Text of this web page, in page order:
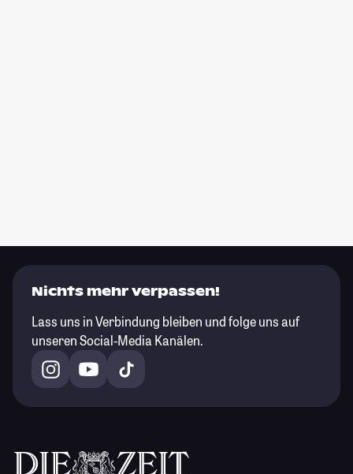
Nichts mehr verpassen!
Lass uns in Verbindung bleiben und folge uns auf
unseren Social-Media Kanälen.